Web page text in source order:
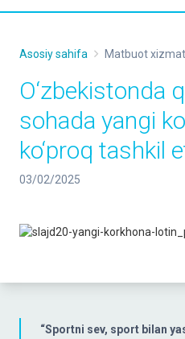
“Sportni sev, sport bilan
Asosiy sahifa Matbuot
O‘zbekistonda
sohada yangi
ko‘proq tashkil
03/02/2025